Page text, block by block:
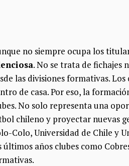
no siempre ocupa los
. No se trata de fichajes
las divisiones formativas.
de casa. Por eso, la
No solo representa una
chileno y proyectar nuevas
Colo, Universidad de Chile y
últimos años clubes como